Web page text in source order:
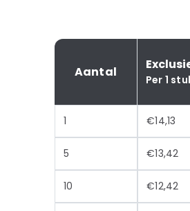
Aantal Per 1
1 €14,13
5 €13,42
10 €12,42